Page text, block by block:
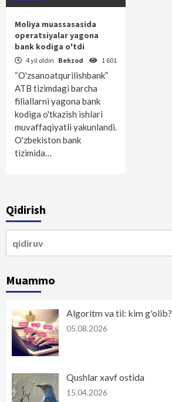
Moliya muassasasida
operatsiyalar yagona
bank kodiga o'tdi
4 yil oldin Behzod 1 601
“O'zsanoatqurilishbank”
ATB tizimdagi barcha
filiallarni yagona bank
kodiga o'tkazish ishlari
muvaffaqiyatli yakunlandi.
O'zbekiston bank
tizimida…
Qidirish
Muammo
Algoritm va til: kim g'olib?
05.08.2026
Qushlar xavf ostida
15.04.2026